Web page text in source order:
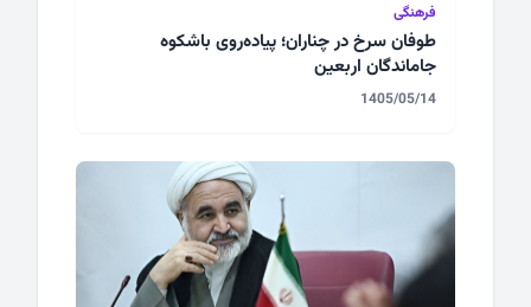
فرهنگی
طوفان سرخ در چناران؛ پیاده‌روی باشکوه
جاماندگان اربعین
1405/05/14